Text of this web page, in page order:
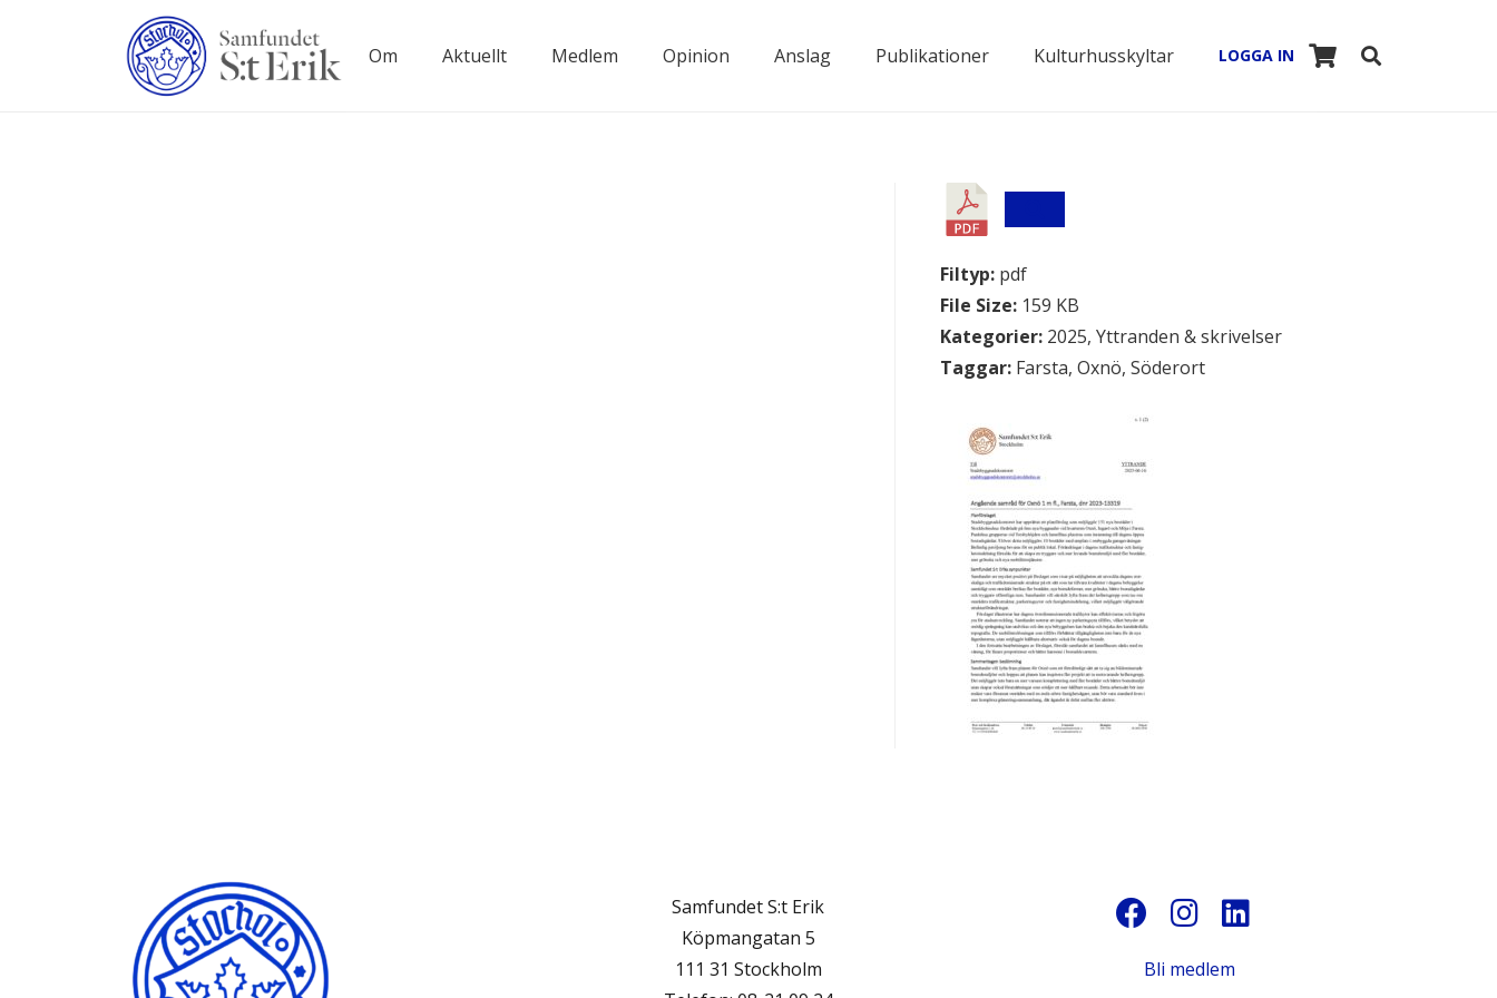
Om Aktuellt Medlem Opinion Anslag Publikationer Kulturhusskyltar LOGGA IN
Filtyp: pdf
File Size: 159 KB
Kategorier: 2025, Yttranden & skrivelser
Taggar: Farsta, Oxnö, Söderort
Samfundet S:t Erik
Köpmangatan 5
111 31 Stockholm
Bli medlem